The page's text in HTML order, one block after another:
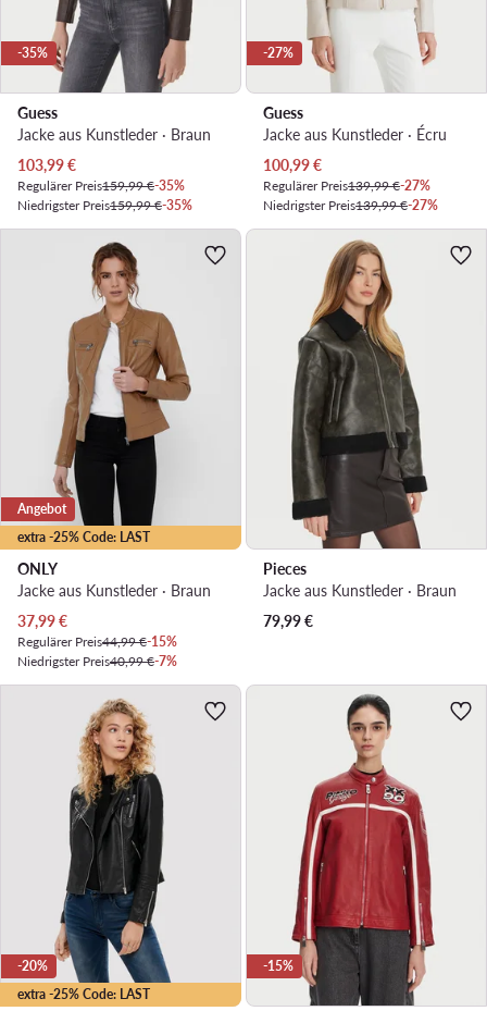
-35%
Guess
Jacke aus Kunstleder · Braun
Aktueller Preis
103,99€
Regulärer Preis159,99 €-35%
Niedrigster Preis159,99 €-35%
-27%
Guess
Jacke aus Kunstleder · Écru
Aktueller Preis
100,99€
Regulärer Preis139,99 €-27%
Niedrigster Preis139,99 €-27%
extra -25% Code: LAST
Angebot
ONLY
Jacke aus Kunstleder · Braun
Aktueller Preis
37,99€
Regulärer Preis44,99 €-15%
Niedrigster Preis40,99 €-7%
Pieces
Jacke aus Kunstleder · Braun
79,99€
extra -25% Code: LAST
-20% -15%